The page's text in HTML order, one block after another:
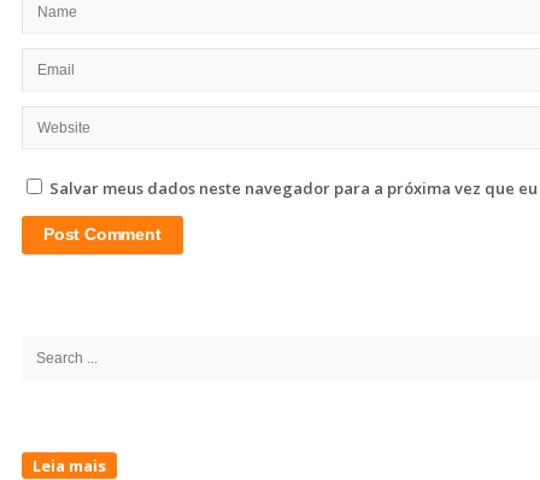
Salvar meus dados neste navegador para a próxima vez que
Search
Leia mais